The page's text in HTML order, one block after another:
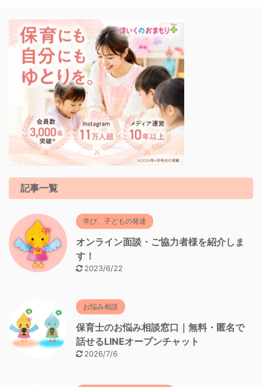
記事一覧
学び、子どもの発達
オンライン面談・ご協力者様を紹介しま
す！
2023/6/22
お悩み相談
保育士のお悩み相談窓口｜無料・匿名で
話せるLINEオープンチャット
2026/7/6